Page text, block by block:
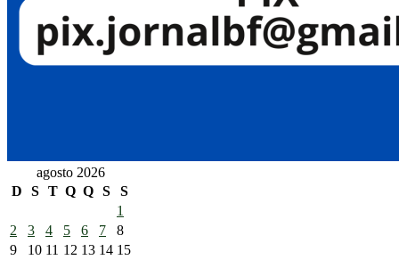
agosto 2026
D
S T Q Q S
S
1
2
3 4 5 6 7
8
9
10 11 12 13 14 15